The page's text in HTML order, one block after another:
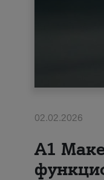
02.02.2026
А1